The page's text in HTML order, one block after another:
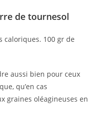
de tournesol
caloriques. 100 gr de
aussi bien pour ceux
qu’en cas
graines oléagineuses en